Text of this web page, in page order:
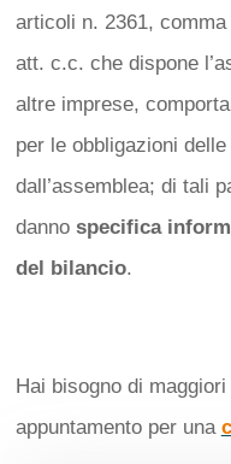
articoli n. 2361,
att. c.c. che dispone
altre imprese,
per le obbligazioni
dall’assemblea; di tali
danno specifica
del bilancio.
Hai bisogno di
appuntamento per una